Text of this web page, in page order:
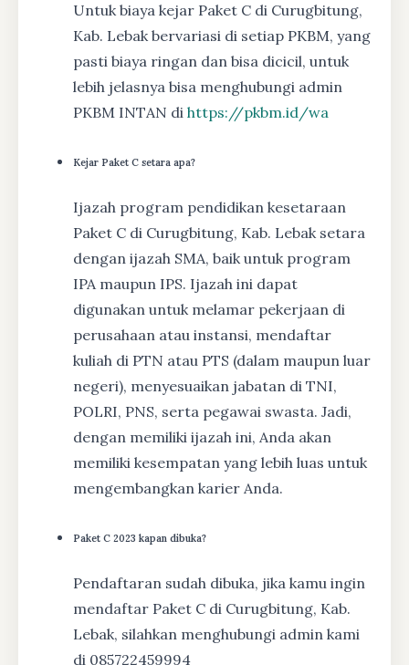
Untuk biaya kejar Paket C di Curugbitung,
Kab. Lebak bervariasi di setiap PKBM, yang
pasti biaya ringan dan bisa dicicil, untuk
lebih jelasnya bisa menghubungi admin
PKBM INTAN di https://pkbm.id/wa
Kejar Paket C setara apa?
Ijazah program pendidikan kesetaraan
Paket C di Curugbitung, Kab. Lebak setara
dengan ijazah SMA, baik untuk program
IPA maupun IPS. Ijazah ini dapat
digunakan untuk melamar pekerjaan di
perusahaan atau instansi, mendaftar
kuliah di PTN atau PTS (dalam maupun luar
negeri), menyesuaikan jabatan di TNI,
POLRI, PNS, serta pegawai swasta. Jadi,
dengan memiliki ijazah ini, Anda akan
memiliki kesempatan yang lebih luas untuk
mengembangkan karier Anda.
Paket C 2023 kapan dibuka?
Pendaftaran sudah dibuka, jika kamu ingin
mendaftar Paket C di Curugbitung, Kab.
Lebak, silahkan menghubungi admin kami
di 085722459994